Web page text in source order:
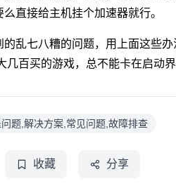
直接给主机挂个加速器就行。
的乱七八糟的问题，用上面这些
几百买的游戏，总不能卡在启动
题,解决方案,常见问题,故障排查
收藏 分享